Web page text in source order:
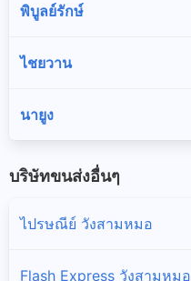
พิบูลย์รักษ์
ไชยวาน
นายูง
บริษัทขนส่งอื่นๆ
ไปรษณีย์ วังสามหมอ
Flash Express วังสามหมอ